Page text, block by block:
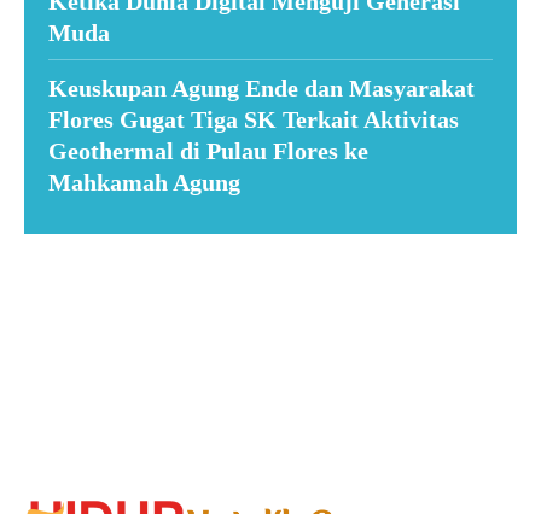
Muda
Keuskupan Agung Ende dan Masyarakat
Flores Gugat Tiga SK Terkait Aktivitas
Geothermal di Pulau Flores ke
Mahkamah Agung